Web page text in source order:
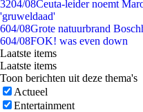
3204/08Ceuta-leider noemt
'gruweldaad'
604/08Grote natuurbrand
604/08FOK! was even down
Laatste items
Laatste items
Toon berichten uit deze thema's
Actueel
Entertainment